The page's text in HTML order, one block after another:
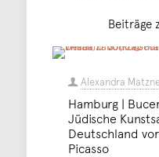
Beiträge
Alexandra
Hamburg |
Jüdische
Deutschland
Picasso